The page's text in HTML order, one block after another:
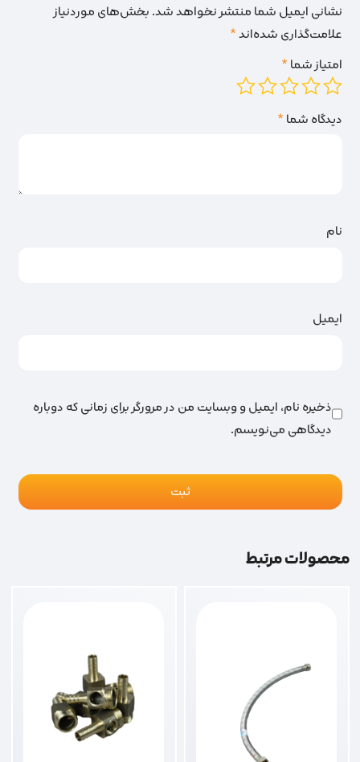
نشانی ایمیل شما منتشر نخواهد شد.بخش‌های موردنیاز
علامت‌گذاری شده‌اند*
امتیاز شما*
دیدگاه شما*
نام
ایمیل
ذخیره نام، ایمیل و وبسایت من در مرورگر برای زمانی که دوباره
دیدگاهی می‌نویسم.
محصولات مرتبط